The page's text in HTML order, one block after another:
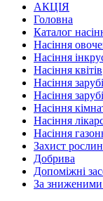
АКЦІЯ
Головна
Каталог
Насіння
Насіння
Насіння квітів
Насіння
Насіння
Насіння
Насіння
Насіння
Захист рослин
Добрива
Допоміжні
За зниженими